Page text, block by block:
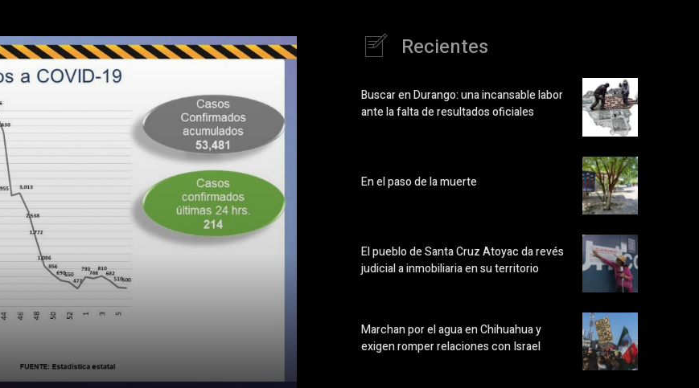
Recientes
Buscar en Durango: una incansable labor
ante la falta de resultados oficiales
En el paso de la muerte
El pueblo de Santa Cruz Atoyac da revés
judicial a inmobiliaria en su territorio
Marchan por el agua en Chihuahua y
exigen romper relaciones con Israel